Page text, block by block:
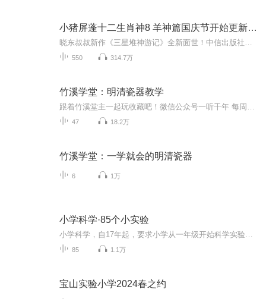
小猪屏蓬十二生肖神8 羊神篇国庆节开始更新啦！
550 314.7万
竹溪学堂：明清瓷器教学
47 18.2万
竹溪学堂：一学就会的明清瓷器
6 1万
小学科学·85个小实验
85 1.1万
宝山实验小学2024春之约